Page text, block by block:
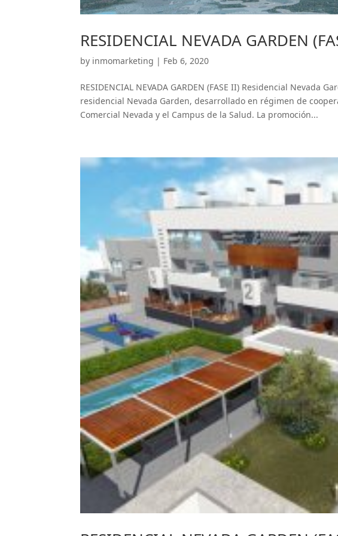
RESIDENCIAL NEVADA GARDEN
by inmomarketing | Feb 6, 2020
RESIDENCIAL NEVADA GARDEN (FASE II) Residencial
residencial Nevada Garden, desarrollado en régimen de
Comercial Nevada y el Campus de la Salud. La promoción...